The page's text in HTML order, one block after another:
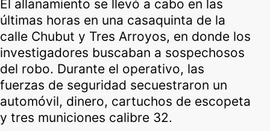
El allanamiento se llevó a cabo en las
últimas horas en una casaquinta de la
calle Chubut y Tres Arroyos, en donde los
investigadores buscaban a sospechosos
del robo. Durante el operativo, las
fuerzas de seguridad secuestraron un
automóvil, dinero, cartuchos de escopeta
y tres municiones calibre 32.